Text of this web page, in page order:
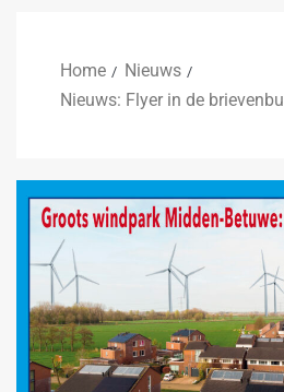
Home
Nieuws
Nieuws: Flyer in de